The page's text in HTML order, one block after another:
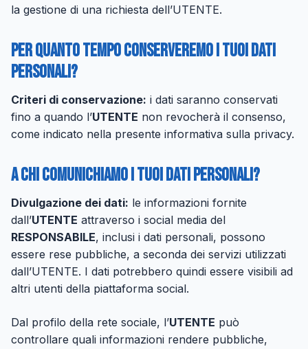
la gestione di una richiesta dell’UTENTE.
Per quanto tempo conserveremo i tuoi dati
personali?
Criteri di conservazione: i dati saranno conservati
fino a quando l’UTENTE non revocherà il consenso,
come indicato nella presente informativa sulla privacy.
A chi comunichiamo i tuoi dati personali?
Divulgazione dei dati: le informazioni fornite
dall’UTENTE attraverso i social media del
RESPONSABILE, inclusi i dati personali, possono
essere rese pubbliche, a seconda dei servizi utilizzati
dall’UTENTE. I dati potrebbero quindi essere visibili ad
altri utenti della piattaforma social.
Dal profilo della rete sociale, l’UTENTE può
controllare quali informazioni rendere pubbliche,